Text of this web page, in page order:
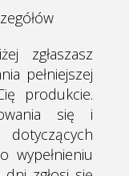
zgłaszasz
pełniejszej
produkcie.
się i
wypełnieniu